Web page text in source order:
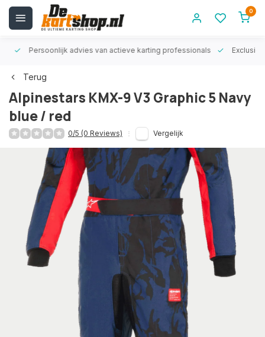
0
Persoonlijk advies van actieve karting professionals
Terug
Alpinestars KMX-9 V3 Graphic 5 Navy
blue / red
0/5 (0 Reviews) Vergelijk